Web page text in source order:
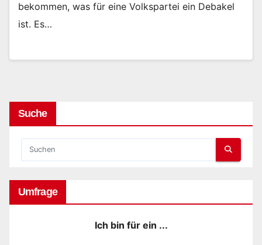
bekommen, was für eine Volkspartei ein Debakel
ist. Es…
Suche
Umfrage
Ich bin für ein ...